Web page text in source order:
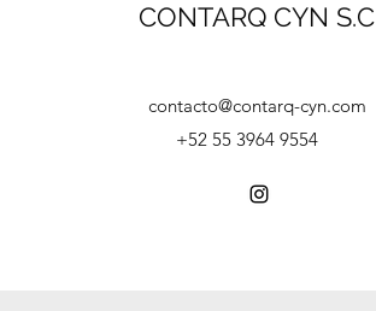
CONTARQ CYN S.C
contacto@contarq-cyn.com
+52 55 3964 9554